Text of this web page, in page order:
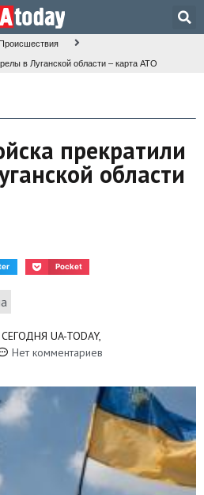
в Луганской области – карта АТО
прекратили
области
Pocket
UA-TODAY,
Нет комментариев